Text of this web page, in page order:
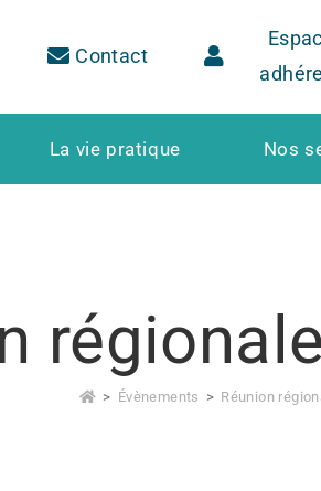
Contact
La vie pratique Nos
> Évènements > Réunion